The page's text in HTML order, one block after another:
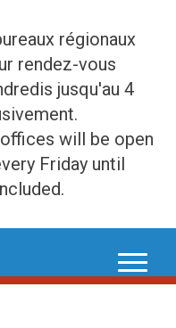
régionaux
rendez-vous
jusqu'au 4
will be open
Friday until